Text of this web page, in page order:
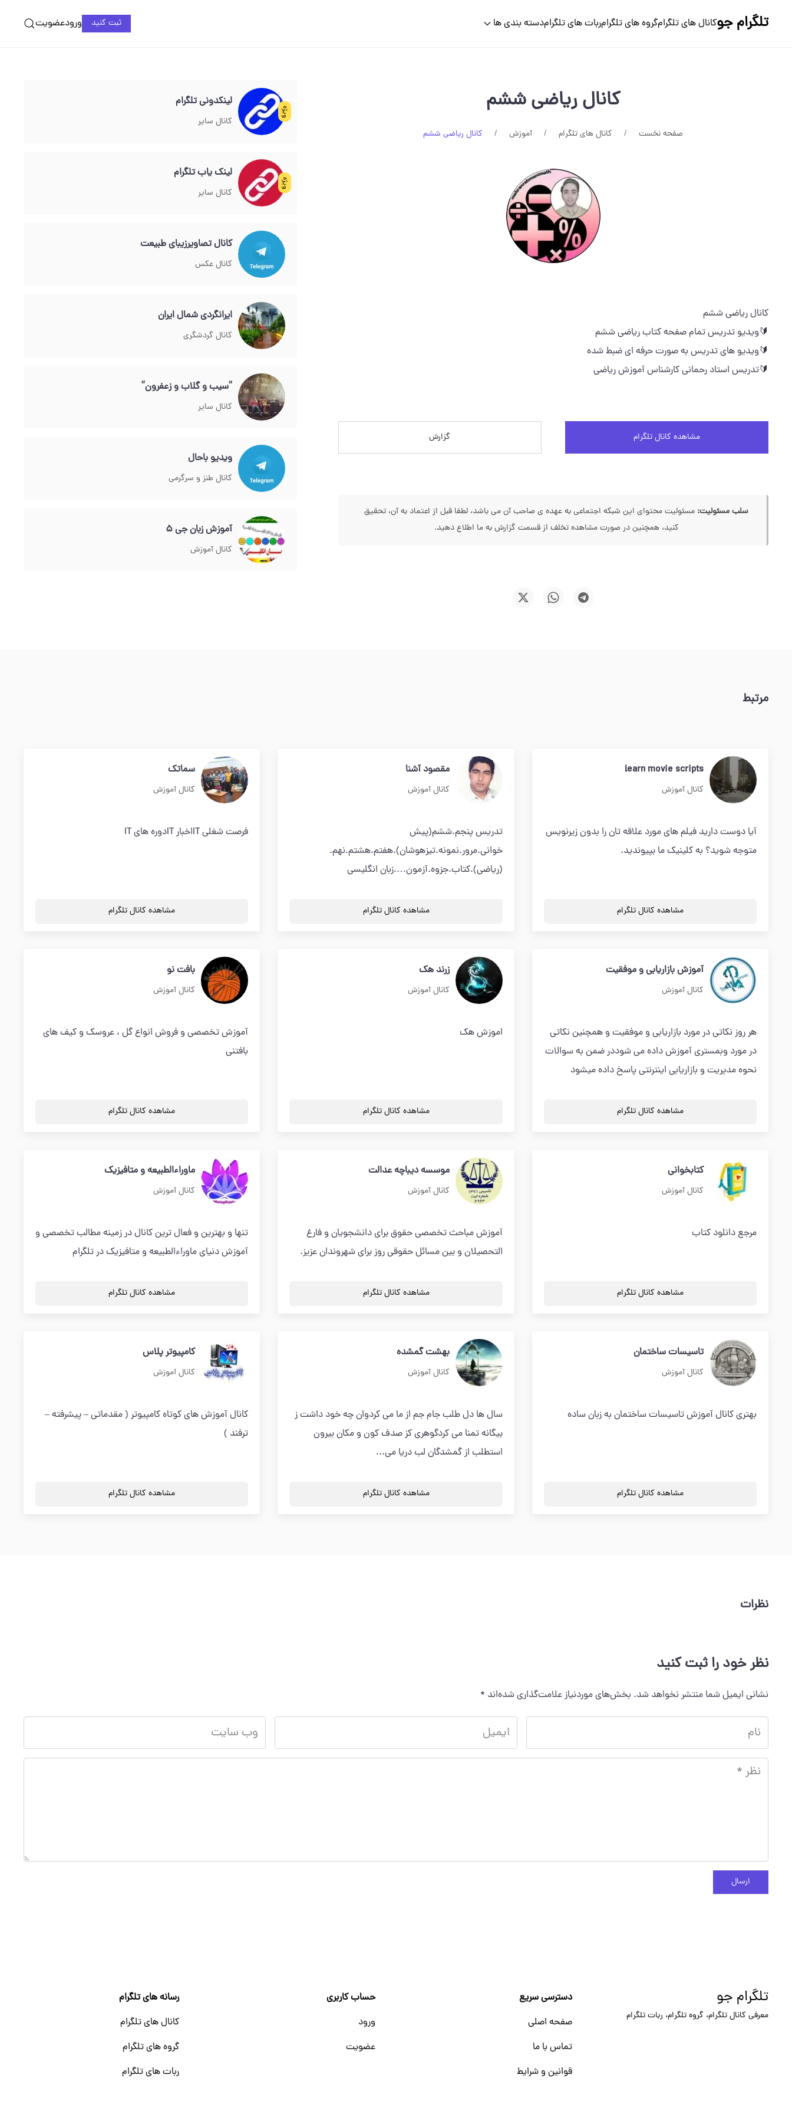
تلگرام جوکانال های تلگرامگروه های تلگرامربات های تلگرامدسته بندی ها ثبت کنید ورودعضویت
کانال ریاضی ششم
صفحه نخست کانال های تلگرام آموزش کانال ریاضی ششم
کانال ریاضی ششم
🔰ویدیو تدریس تمام صفحه کتاب ریاضی ششم
🔰ویدیو های تدریس به صورت حرفه ای ضبط شده
🔰تدریس استاد رحمانی کارشناس آموزش ریاضی
مشاهده کانال تلگرام گزارش
سلب مسئولیت: مسئولیت محتوای این شبکه اجتماعی به عهده ی صاحب آن می باشد، لطفا قبل از اعتماد به آن، تحقیق
کنید، همچنین در صورت مشاهده تخلف از قسمت گزارش به ما اطلاع دهید.
ویژه
لینکدونی تلگرام
کانال سایر
ویژه
لینک یاب تلگرام
کانال سایر
کانال تصاویرزیبای طبیعت
کانال عکس
ایرانگردی شمال ایران
کانال گردشگری
“سیب و گلاب و زعفرون”
کانال سایر
ویدیو باحال
کانال طنز و سرگرمی
آموزش زبان جی 5
کانال آموزش
مرتبط
learn movie scripts
کانال آموزش
آیا دوست دارید فیلم های مورد علاقه تان را بدون زیرنویس
متوجه شوید؟ به کلینیک ما بپیوندید.
مشاهده کانال تلگرام
مقصود آشنا
کانال آموزش
تدریس پنجم.ششم(پیش
خوانی.مرور.نمونه.تیزهوشان).هفتم.هشتم.نهم.
(ریاضی).کتاب.جزوه.آزمون….زبان انگلیسی
مشاهده کانال تلگرام
سماتک
کانال آموزش
فرصت شغلی ITاخبار ITدوره های IT
مشاهده کانال تلگرام
آموزش بازاریابی و موفقیت
کانال آموزش
هر روز نکاتی در مورد بازاریابی و موفقیت و همچنین نکاتی
در مورد وبمستری آموزش داده می شوددر ضمن به سوالات
نحوه مدیریت و بازاریابی اینترنتی پاسخ داده میشود
مشاهده کانال تلگرام
زرند هک
کانال آموزش
اموزش هک
مشاهده کانال تلگرام
بافت نو
کانال آموزش
آموزش تخصصی و فروش انواع گل ، عروسک و کیف های
بافتنی
مشاهده کانال تلگرام
کتابخوانی
کانال آموزش
مرجع دانلود کتاب
مشاهده کانال تلگرام
موسسه دیباچه عدالت
کانال آموزش
آموزش مباحث تخصصی حقوق برای دانشجویان و فارغ
التحصیلان و بین مسائل حقوقی روز برای شهروندان عزیز.
مشاهده کانال تلگرام
ماوراءالطبیعه و متافیزیک
کانال آموزش
تنها و بهترین و فعال ترین کانال در زمینه مطالب تخصصی و
آموزش دنیای ماوراءالطبیعه و متافیزیک در تلگرام
مشاهده کانال تلگرام
تاسیسات ساختمان
کانال آموزش
بهتری کانال آموزش تاسیسات ساختمان به زبان ساده
مشاهده کانال تلگرام
بهشت گمشده
کانال آموزش
سال ها دل طلب جام جم از ما می کردوان چه خود داشت ز
بیگانه تمنا می کردگوهری کز صدف کون و مکان بیرون
استطلب از گمشدگان لب دریا می...
مشاهده کانال تلگرام
کامپیوتر پلاس
کانال آموزش
کانال آموزش های کوتاه کامپیوتر ( مقدماتی – پیشرفته –
ترفند )
مشاهده کانال تلگرام
نظرات
نظر خود را ثبت کنید
نشانی ایمیل شما منتشر نخواهد شد. بخش‌های موردنیاز علامت‌گذاری شده‌اند *
ارسال
دسترسی سریع
صفحه اصلی
تماس با ما
قوانین و شرایط
حساب کاربری
ورود
عضویت
رسانه های تلگرام
کانال های تلگرام
گروه های تلگرام
ربات های تلگرام
تلگرام جو
معرفی کانال تلگرام، گروه تلگرام، ربات تلگرام